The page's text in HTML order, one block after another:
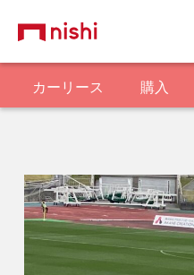
カーリース 購入